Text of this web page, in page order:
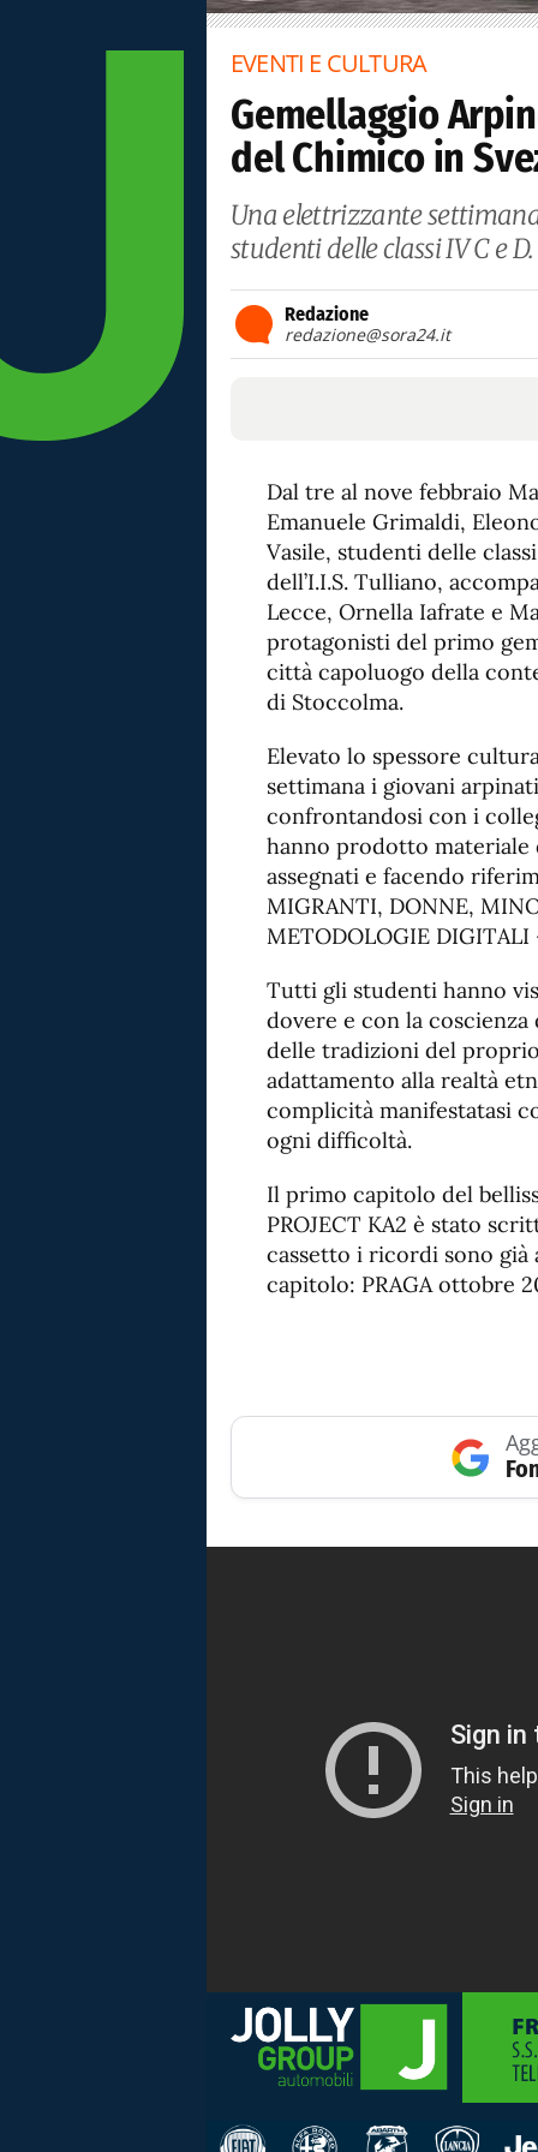
EVENTI E CULTURA
Gemellaggio
del Chimico in
Una elettrizzante
studenti delle classi IV C e D.
Redazione
redazione@sora24.it
Dal tre al nove febbraio
Emanuele Grimaldi,
Vasile, studenti delle
dell’I.I.S. Tulliano,
Lecce, Ornella Iafrate e
protagonisti del primo
città capoluogo della
di Stoccolma.
Elevato lo spessore
settimana i giovani
confrontandosi con i
hanno prodotto materiale
assegnati e facendo
MIGRANTI, DONNE,
METODOLOGIE
Tutti gli studenti hanno
dovere e con la
delle tradizioni del
adattamento alla realtà
complicità manifestatasi
ogni difficoltà.
Il primo capitolo del
PROJECT KA2 è stato
cassetto i ricordi sono già
capitolo: PRAGA ottobre